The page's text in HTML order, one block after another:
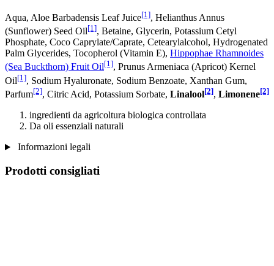
Aqua, Aloe Barbadensis Leaf Juice[1], Helianthus Annus
(Sunflower) Seed Oil[1], Betaine, Glycerin, Potassium Cetyl
Phosphate, Coco Caprylate/Caprate, Cetearylalcohol, Hydrogenated
Palm Glycerides, Tocopherol (Vitamin E), Hippophae Rhamnoides
(Sea Buckthorn) Fruit Oil[1], Prunus Armeniaca (Apricot) Kernel
Oil[1], Sodium Hyaluronate, Sodium Benzoate, Xanthan Gum,
Parfum[2], Citric Acid, Potassium Sorbate, Linalool[2], Limonene[2]
ingredienti da agricoltura biologica controllata
Da oli essenziali naturali
Informazioni legali
Prodotti consigliati